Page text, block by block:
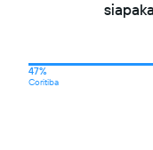
47%
Coritiba